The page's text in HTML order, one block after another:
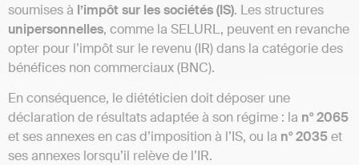
soumises à l’impôt sur les sociétés (IS). Les structures
unipersonnelles, comme la SELURL, peuvent en revanche
opter pour l’impôt sur le revenu (IR) dans la catégorie des
bénéfices non commerciaux (BNC).
En conséquence, le diététicien doit déposer une
déclaration de résultats adaptée à son régime : la n° 2065
et ses annexes en cas d’imposition à l’IS, ou la n° 2035et
ses annexes lorsqu’il relève de l’IR.